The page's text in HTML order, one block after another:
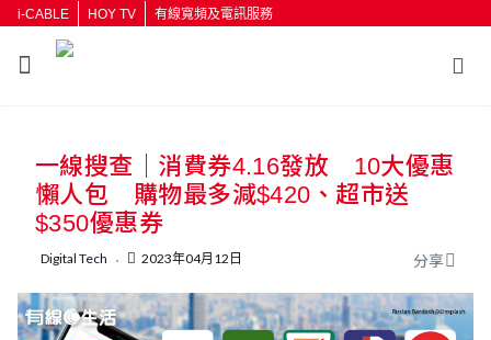
i-CABLE HOY TV 有線寬頻及電訊服務
按輸入鍵開始搜尋
一線搜查｜消費券4.16發放 10大優惠
懶人包 購物最多減$420、超市送
$350優惠券
Digital Tech 2023年04月12日 分享